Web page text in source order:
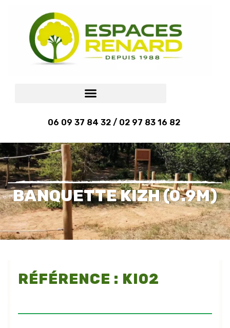
06 09 37 84 32 / 02 97 83 16 82
BANQUETTE KIZH (0.9M)
RÉFÉRENCE : KI02